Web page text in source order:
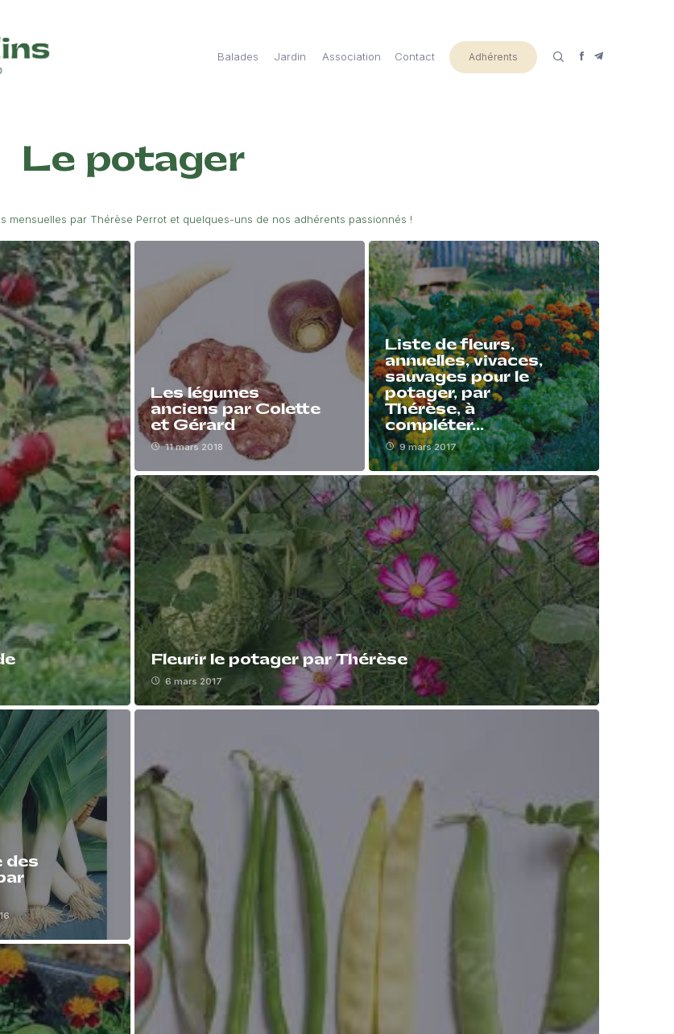
Balades Jardin Association Adhérents
Contact
Le potager
mensuelles par Thérèse Perrot et quelques-uns de nos adhérents passionnés !
Les légumes
anciens par Colette
et Gérard
11 mars 2018
Liste de fleurs,
annuelles, vivaces,
sauvages pour le
potager, par
Thérèse, à
compléter…
9 mars 2017
Fleurir le potager par Thérèse
6 mars 2017
des